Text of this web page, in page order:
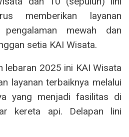
memberikan layanan
mewah dan
setia KAI Wisata.
lebaran 2025 ini KAI Wisata
layanan terbaiknya melalui
yang menjadi fasilitas di
kereta api. Delapan lini